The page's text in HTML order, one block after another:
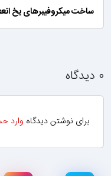
ساخت میکروفیبرهای یخ
۰ دیدگاه
برای نوشتن دیدگاه وارد